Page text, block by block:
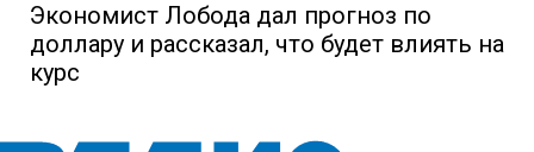
Экономист Лобода дал прогноз по
доллару и рассказал, что будет влиять на
курс